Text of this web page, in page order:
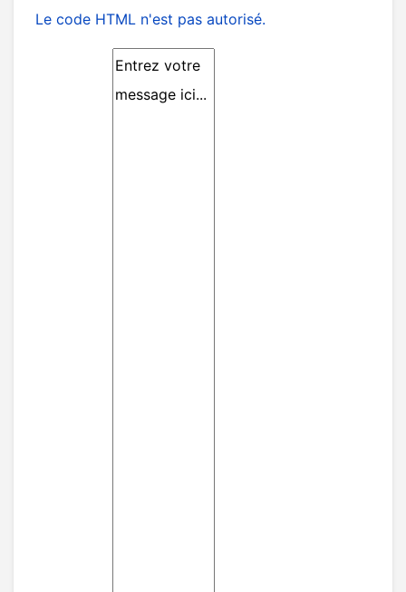
Le code HTML n'est pas autorisé.